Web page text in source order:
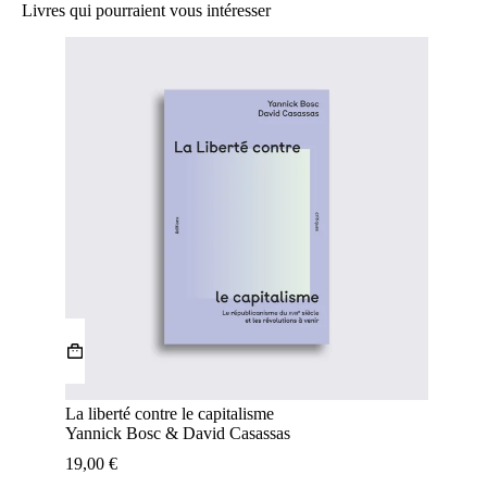
Livres qui pourraient vous intéresser
La liberté contre le capitalisme
Yannick Bosc & David Casassas
19,00 €